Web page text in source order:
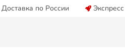
Доставка по России